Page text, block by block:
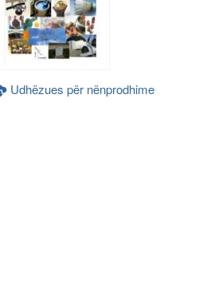
Udhëzues për nënprodhime